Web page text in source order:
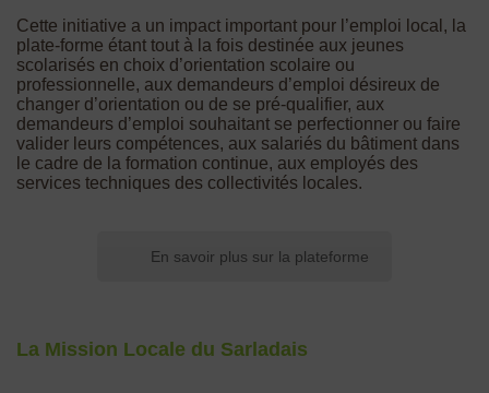
Cette initiative a un impact important pour l’emploi local, la
plate-forme étant tout à la fois destinée aux jeunes
scolarisés en choix d’orientation scolaire ou
professionnelle, aux demandeurs d’emploi désireux de
changer d’orientation ou de se pré-qualifier, aux
demandeurs d’emploi souhaitant se perfectionner ou faire
valider leurs compétences, aux salariés du bâtiment dans
le cadre de la formation continue, aux employés des
services techniques des collectivités locales.
En savoir plus sur la plateforme
La Mission Locale du Sarladais